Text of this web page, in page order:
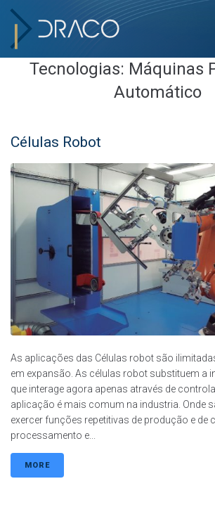
Tecnologias: Máquinas
Automático
Células Robot
As aplicações das Células robot são
em expansão. As células robot substituem a
que interage agora apenas através de
aplicação é mais comum na industria. Onde
exercer funções repetitivas de produção e de
processamento e...
MORE